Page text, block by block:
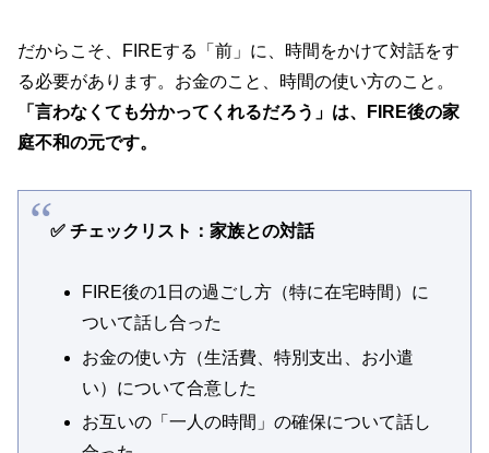
だからこそ、FIREする「前」に、時間をかけて対話をす
る必要があります。お金のこと、時間の使い方のこと。
「言わなくても分かってくれるだろう」は、FIRE後の家
庭不和の元です。
✅ チェックリスト：家族との対話
FIRE後の1日の過ごし方（特に在宅時間）に
ついて話し合った
お金の使い方（生活費、特別支出、お小遣
い）について合意した
お互いの「一人の時間」の確保について話し